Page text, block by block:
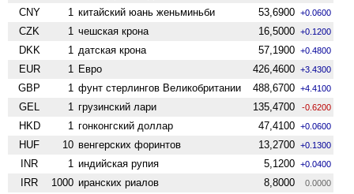
CNY 1 китайский юань женьминьби 53,6900 +0.0600
CZK 1 чешская крона 16,5000 +0.1200
DKK 1 датская крона 57,1900 +0.4800
EUR 1 Евро 426,4600 +3.4300
GBP 1 фунт стерлингов Велико­британии 488,6700 +4.4100
GEL 1 грузинский лари 135,4700 -0.6200
HKD 1 гонконгский доллар 47,4100 +0.0600
HUF 10 венгерских форинтов 13,2700 +0.1300
INR 1 индийская рупия 5,1200 +0.0400
IRR 1000 иранских риалов 8,8000 0.0000